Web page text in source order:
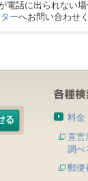
話に出られない場
ーへお問い合わせ
料金
直営
調べ
郵便